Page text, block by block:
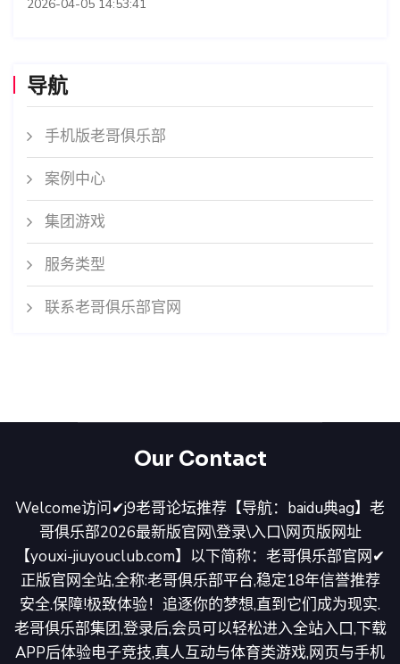
2026-04-05 14:53:41
导航
手机版老哥俱乐部
案例中心
集团游戏
服务类型
联系老哥俱乐部官网
Our Contact
Welcome访问✔j9老哥论坛推荐【导航：baidu典ag】老
哥俱乐部2026最新版官网\登录\入口\网页版网址
【youxi-jiuyouclub.com】以下简称：老哥俱乐部官网✔
正版官网全站,全称:老哥俱乐部平台,稳定18年信誉推荐
安全.保障!极致体验！追逐你的梦想,直到它们成为现实.
老哥俱乐部集团,登录后,会员可以轻松进入全站入口,下载
APP后体验电子竞技,真人互动与体育类游戏,网页与手机